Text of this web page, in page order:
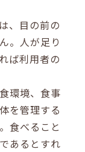
、目の前の
。人が足り
ば利用者の
環境、食事
を管理する
食べること
あるとすれ